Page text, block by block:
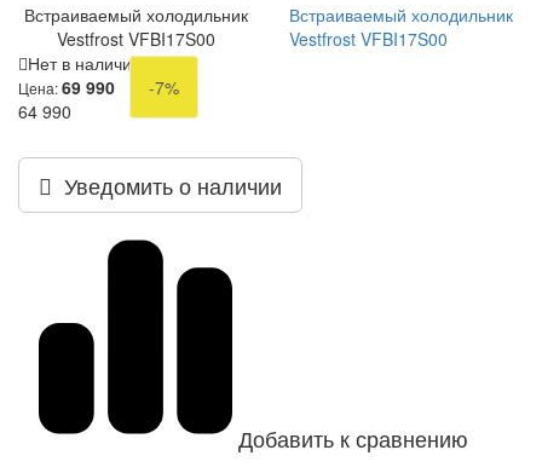
Встраиваемый холодильник
Vestfrost VFBI17S00
Встраиваемый холодильник
Vestfrost VFBI17S00
Нет в наличии
Цена:69 990
-7%
64 990
Уведомить о наличии
Добавить к сравнению